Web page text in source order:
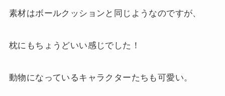
素材はボールクッションと同じようなのですが、
枕にもちょうどいい感じでした！
動物になっているキャラクターたちも可愛い。